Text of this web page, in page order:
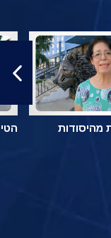
מהיסודות